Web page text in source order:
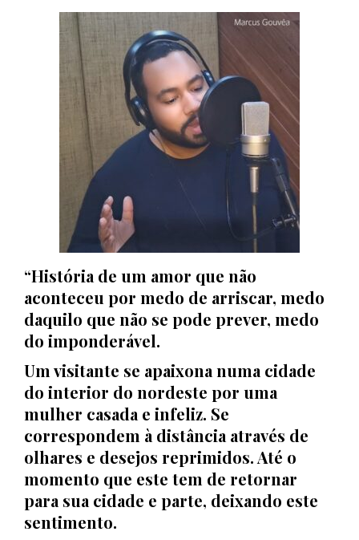
“História de um amor que não
aconteceu por medo de arriscar, medo
daquilo que não se pode prever, medo
do imponderável.
Um visitante se apaixona numa cidade
do interior do nordeste por uma
mulher casada e infeliz. Se
correspondem à distância através de
olhares e desejos reprimidos. Até o
momento que este tem de retornar
para sua cidade e parte, deixando este
sentimento.